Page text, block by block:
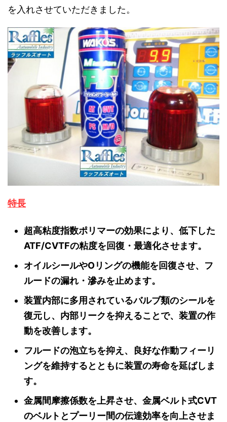
を入れさせていただきました。
特長
超高粘度指数ポリマーの効果により、低下した
ATF/CVTFの粘度を回復・最適化させます。
オイルシールやOリングの機能を回復させ、フ
ルードの漏れ・滲みを止めます。
装置内部に多用されているバルブ類のシールを
復元し、内部リークを抑えることで、装置の作
動を改善します。
フルードの泡立ちを抑え、良好な作動フィーリ
ングを維持するとともに装置の寿命を延ばしま
す。
金属間摩擦係数を上昇させ、金属ベルト式CVT
のベルトとプーリー間の伝達効率を向上させま